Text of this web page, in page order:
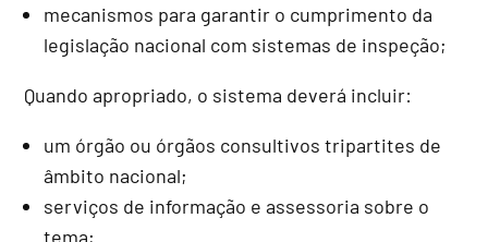
mecanismos para garantir o cumprimento da
legislação nacional com sistemas de inspeção;
Quando apropriado, o sistema deverá incluir:
um órgão ou órgãos consultivos tripartites de
âmbito nacional;
serviços de informação e assessoria sobre o
tema;